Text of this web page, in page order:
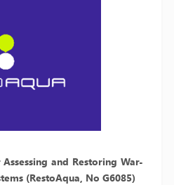
and Restoring War-
(RestoAqua, No G6085)